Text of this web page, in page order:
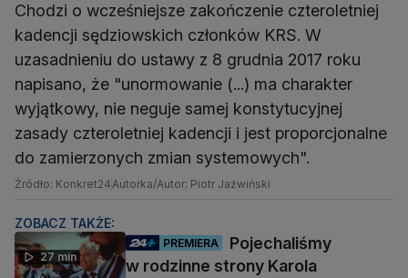
Chodzi o wcześniejsze zakończenie czteroletniej
kadencji sędziowskich członków KRS. W
uzasadnieniu do ustawy z 8 grudnia 2017 roku
napisano, że "unormowanie (...) ma charakter
wyjątkowy, nie neguje samej konstytucyjnej
zasady czteroletniej kadencji i jest proporcjonalne
do zamierzonych zmian systemowych".
Źródło: Konkret24Autorka/Autor: Piotr Jaźwiński
ZOBACZ TAKŻE:
27 min
PREMIERA
Pojechaliśmy
w rodzinne strony Karola